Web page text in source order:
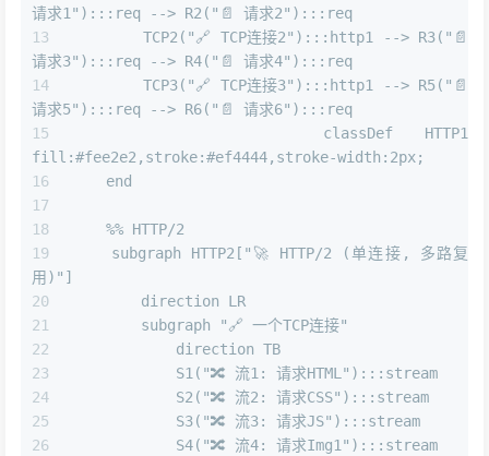
请求1"):::req --> R2("📄 请求2"):::req
        TCP2("🔗 TCP连接2"):::http1 --> R3("📄
请求3"):::req --> R4("📄 请求4"):::req
        TCP3("🔗 TCP连接3"):::http1 --> R5("📄
请求5"):::req --> R6("📄 请求6"):::req
        classDef HTTP1
fill:#fee2e2,stroke:#ef4444,stroke-width:2px;
    end
    %% HTTP/2
    subgraph HTTP2["🚀 HTTP/2 (单连接, 多路复
用)"]
        direction LR
        subgraph "🔗 一个TCP连接"
            direction TB
            S1("🔀 流1: 请求HTML"):::stream
            S2("🔀 流2: 请求CSS"):::stream
            S3("🔀 流3: 请求JS"):::stream
            S4("🔀 流4: 请求Img1"):::stream